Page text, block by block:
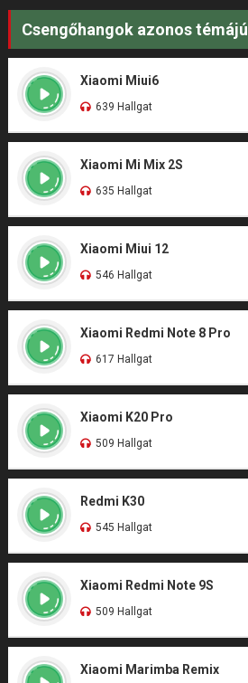
Csengőhangok azonos témájú
Xiaomi Miui6
639 Hallgat
Xiaomi Mi Mix 2S
635 Hallgat
Xiaomi Miui 12
546 Hallgat
Xiaomi Redmi Note 8 Pro
617 Hallgat
Xiaomi K20 Pro
509 Hallgat
Redmi K30
545 Hallgat
Xiaomi Redmi Note 9S
509 Hallgat
Xiaomi Marimba Remix